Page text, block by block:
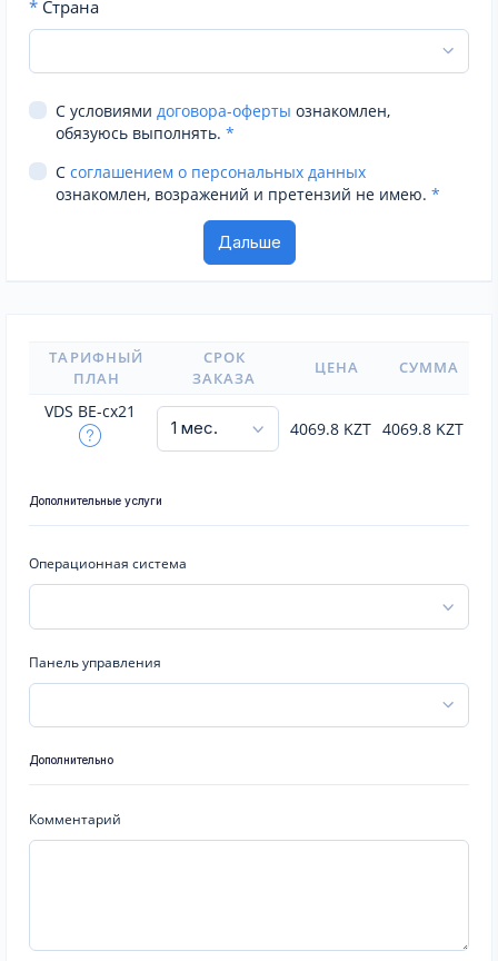
* Страна
С условиями договора-оферты ознакомлен,
обязуюсь выполнять. *
С соглашением о персональных данных
ознакомлен, возражений и претензий не имею. *
ТАРИФНЫЙ
ПЛАН
СРОК
ЗАКАЗА
ЦЕНА СУММА
VDS BE-cx21
4069.8 KZT 4069.8 KZT
Дополнительные услуги
Операционная система
Панель управления
Дополнительно
Комментарий